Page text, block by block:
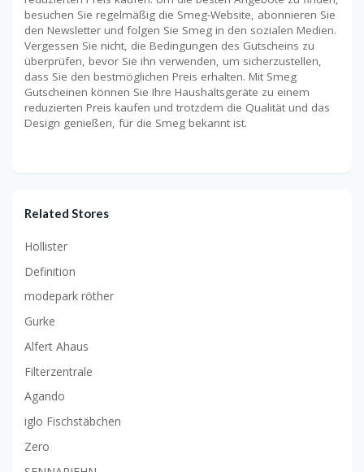
besuchen Sie regelmäßig die Smeg-Website, abonnieren Sie
den Newsletter und folgen Sie Smeg in den sozialen Medien.
Vergessen Sie nicht, die Bedingungen des Gutscheins zu
überprüfen, bevor Sie ihn verwenden, um sicherzustellen,
dass Sie den bestmöglichen Preis erhalten. Mit Smeg
Gutscheinen können Sie Ihre Haushaltsgeräte zu einem
reduzierten Preis kaufen und trotzdem die Qualität und das
Design genießen, für die Smeg bekannt ist.
Related Stores
Hollister
Definition
modepark röther
Gurke
Alfert Ahaus
Filterzentrale
Agando
iglo Fischstäbchen
Zero